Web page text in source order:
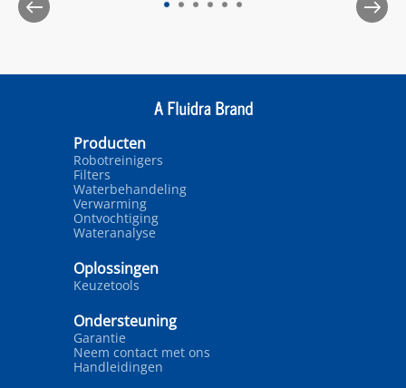
Producten
Robotreinigers
Filters
Waterbehandeling
Verwarming
Ontvochtiging
Wateranalyse
Oplossingen
Keuzetools
Ondersteuning
Garantie
Neem contact met ons
Handleidingen